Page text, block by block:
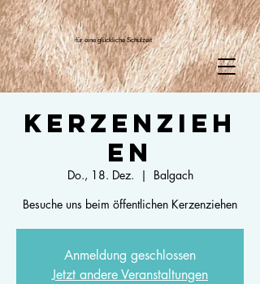
für eine glückliche Schulzeit
Kerzenzieh
en
Do., 18. Dez.
  |
Balgach
Besuche uns beim öffentlichen Kerzenziehen
Anmeldung geschlossen
Jetzt andere Veranstaltungen